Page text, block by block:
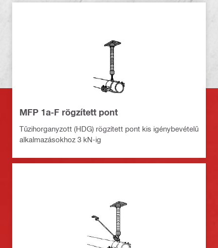
MFP 1a-F rögzített pont
Tűzihorganyzott (HDG) rögzített pont kis igénybevételű
alkalmazásokhoz 3 kN-ig